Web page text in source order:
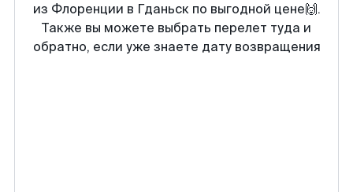
из Флоренции в Гданьск по выгодной цене🙌.
Также вы можете выбрать перелет туда и
обратно, если уже знаете дату возвращения